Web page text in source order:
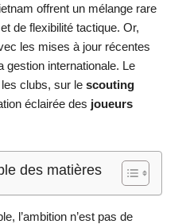
offrent un mélange rare
de flexibilité tactique. Or,
les mises à jour récentes
gestion internationale. Le
clubs, sur le scouting
éclairée des joueurs
des matières
l’ambition n’est pas de